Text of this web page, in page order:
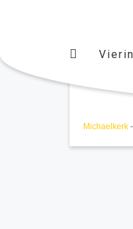
Michaelkerk -